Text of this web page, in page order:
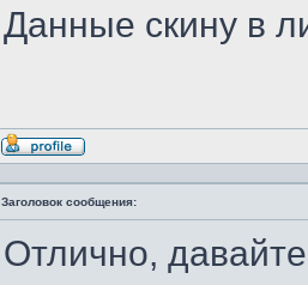
Данные скину в
Профиль
Заголовок сообщения:
Отлично,